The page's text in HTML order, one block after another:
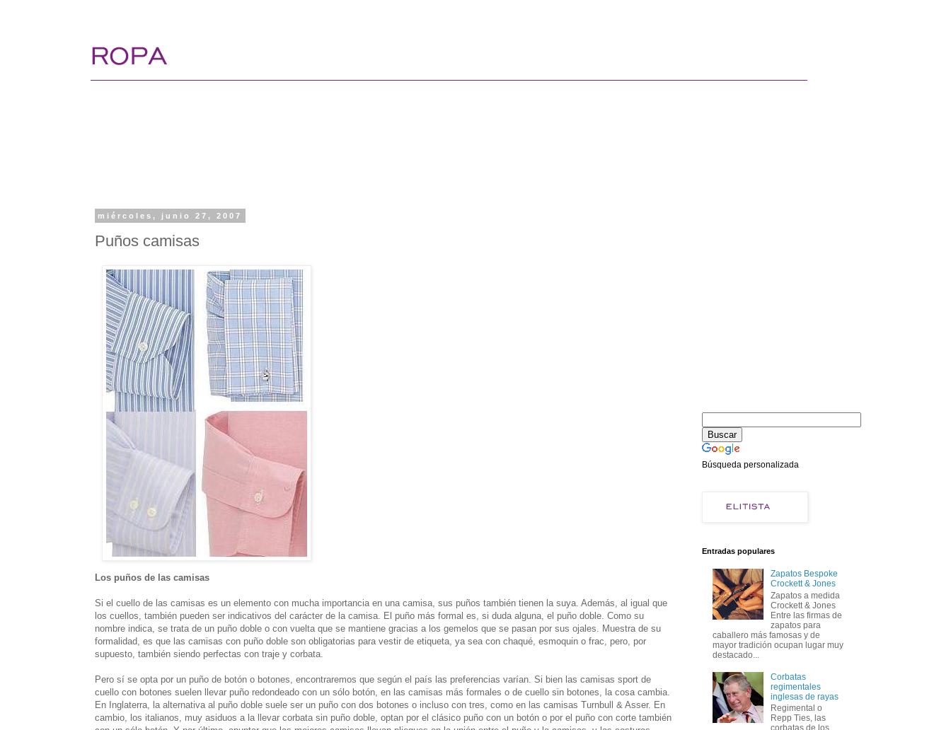
miércoles, junio 27, 2007
Puños camisas
Los puños de las camisas
Si el cuello de las camisas es un elemento con mucha importancia en una camisa, sus puños también tienen la suya. Además, al igual que
los cuellos, también pueden ser indicativos del carácter de la camisa. El puño más formal es, si duda alguna, el puño doble. Como su
nombre indica, se trata de un puño doble o con vuelta que se mantiene gracias a los gemelos que se pasan por sus ojales. Muestra de su
formalidad, es que las camisas con puño doble son obligatorias para vestir de etiqueta, ya sea con chaqué, esmoquin o frac, pero, por
supuesto, también siendo perfectas con traje y corbata.
Pero sí se opta por un puño de botón o botones, encontraremos que según el país las preferencias varían. Si bien las camisas sport de
cuello con botones suelen llevar puño redondeado con un sólo botón, en las camisas más formales o de cuello sin botones, la cosa cambia.
En Inglaterra, la alternativa al puño doble suele ser un puño con dos botones o incluso con tres, como en las camisas Turnbull & Asser. En
cambio, los italianos, muy asiduos a la llevar corbata sin puño doble, optan por el clásico puño con un botón o por el puño con corte también
Búsqueda personalizada
Entradas populares
Zapatos Bespoke
Crockett & Jones
Zapatos a medida
Crockett & Jones
Entre las firmas de
zapatos para
caballero más famosas y de
mayor tradición ocupan lugar muy
destacado...
Corbatas
regimentales
inglesas de rayas
Regimental o
Repp Ties, las
corbatas de los